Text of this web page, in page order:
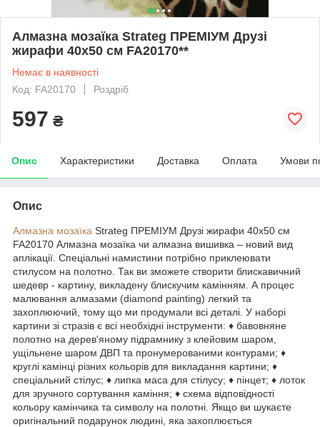
Алмазна мозаїка Strateg ПРЕМІУМ Друзі
жирафи 40х50 см FA20170**
Немає в наявності
Код: FA20170
Роздріб
597 ₴
Опис Характеристики Доставка Оплата Умови
Опис
Алмазна мозаїка Strateg ПРЕМІУМ Друзі жирафи 40х50 см
FA20170 Алмазна мозаїка чи алмазна вишивка – новий вид
аплікації. Спеціальні намистини потрібно приклеювати
стилусом на полотно. Так ви зможете створити блискавичний
шедевр - картину, викладену блискучим камінням. А процес
малювання алмазами (diamond painting) легкий та
захоплюючий, тому що ми продумали всі деталі. У наборі
картини зі стразів є всі необхідні інструменти: ♦ бавовняне
полотно на дерев'яному підрамнику з клейовим шаром,
ущільнене шаром ДВП та пронумерованими контурами; ♦
круглі камінці різних кольорів для викладання картини; ♦
спеціальний стілус; ♦ липка маса для стілусу; ♦ пінцет; ♦ лоток
для зручного сортування каміння; ♦ схема відповідності
кольору камінчика та символу на полотні. Якщо ви шукаєте
оригінальний подарунок людині, яка захоплюється